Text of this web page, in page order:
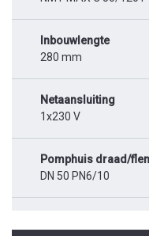
Inbouwlengte
280 mm
Netaansluiting
1x230 V
Pomphuis draad/
DN 50 PN6/10